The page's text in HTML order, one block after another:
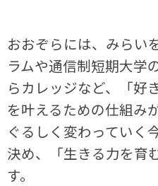
おおぞらには、みらい
ラムや通信制短期大学
らカレッジなど、「好
を叶えるための仕組み
ぐるしく変わっていく
決め、「生きる力を育
す。